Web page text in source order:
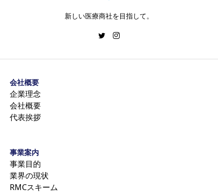
新しい医療商社を目指して。
会社概要
企業理念
会社概要
代表挨拶
事業案内
事業目的
業界の現状
RMCスキーム